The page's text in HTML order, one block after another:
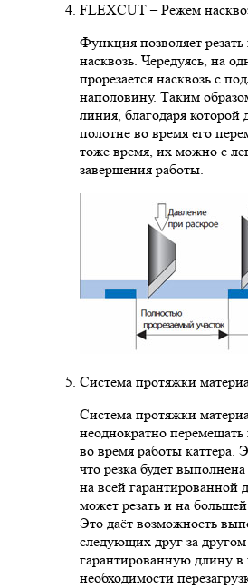
FLEXCUT – Режем
Функция позволяет
насквозь. Чередуясь, на
прорезается насквозь с
наполовину. Таким
линия, благодаря которой
полотне во время его
тоже время, их можно с
завершения работы.
Система протяжки
Система протяжки
неоднократно перемещать
во время работы каттера.
что резка будет
на всей гарантированной
может резать и на
Это даёт возможность
следующих друг за
гарантированную длину в
необходимости